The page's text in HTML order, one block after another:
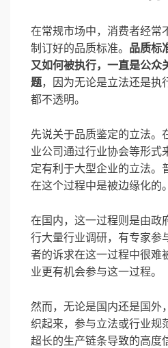
在常规市场中，消费者经常
制订好的品质标准。 品质标
又如何被执行，一直是公众
题，因为无论是立法还是执
都不透明。
先说关于品质鉴定的立法。
业公司通过行业协会等形式
定有利于大型企业的立法。
在这个过程中是被边缘化的。
在国内，这一过程则是由政
行大量行业调研，有专家参
者的诉求在这一过程中很难
业更有机会参与这一过程。
然而，无论是国内还是国外
织起来，参与立法或行业规
超长的生产链条导致的高度